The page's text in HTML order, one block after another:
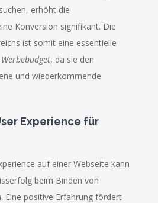
erhöht die
Konversion signifikant. Die
ist somit eine essentielle
, da sie den
und wiederkommende
Experience für
auf einer Webseite kann
beim Binden von
Eine positive Erfahrung fördert